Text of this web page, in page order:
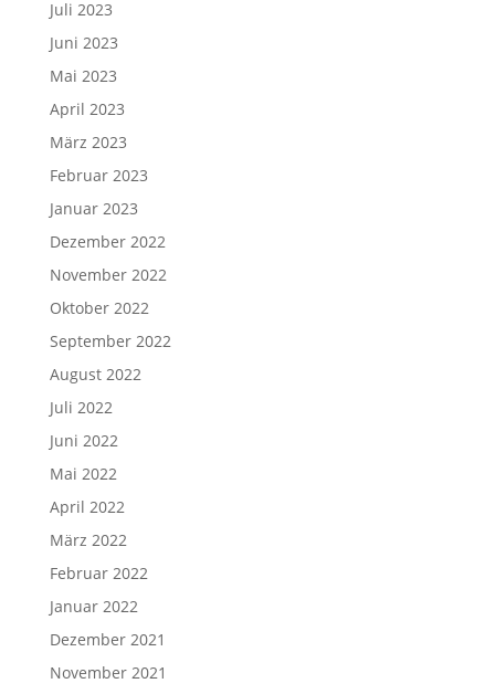
Juli 2023
Juni 2023
Mai 2023
April 2023
März 2023
Februar 2023
Januar 2023
Dezember 2022
November 2022
Oktober 2022
September 2022
August 2022
Juli 2022
Juni 2022
Mai 2022
April 2022
März 2022
Februar 2022
Januar 2022
Dezember 2021
November 2021